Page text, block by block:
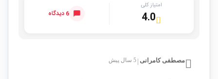
امتیاز کلی
4.0 6 دیدگاه
مصطفی كامرانی 5 سال پیش